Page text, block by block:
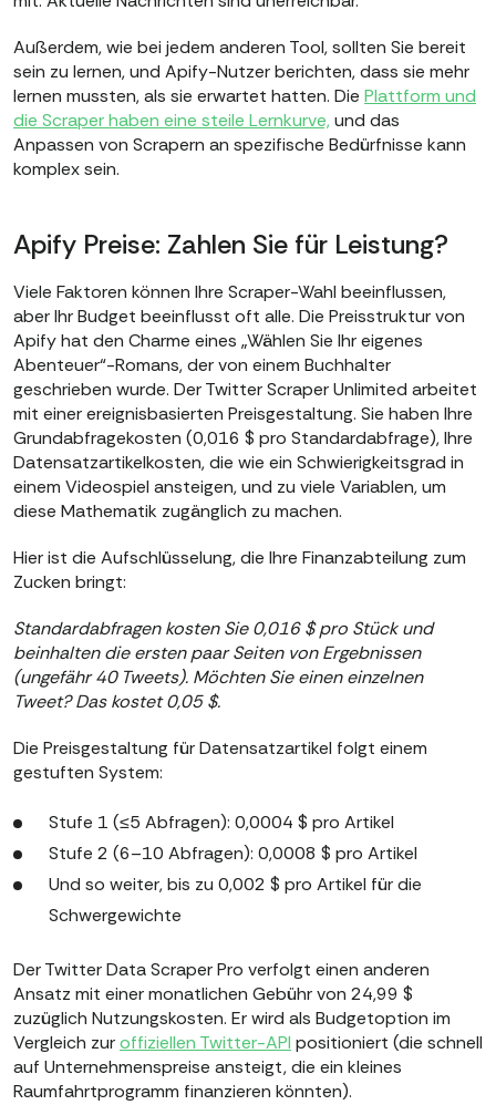
Außerdem, wie bei jedem anderen Tool, sollten Sie bereit
sein zu lernen, und Apify-Nutzer berichten, dass sie mehr
lernen mussten, als sie erwartet hatten. Die Plattform und
die Scraper haben eine steile Lernkurve, und das
Anpassen von Scrapern an spezifische Bedürfnisse kann
komplex sein.
Apify Preise: Zahlen Sie für Leistung?
Viele Faktoren können Ihre Scraper-Wahl beeinflussen,
aber Ihr Budget beeinflusst oft alle. Die Preisstruktur von
Apify hat den Charme eines „Wählen Sie Ihr eigenes
Abenteuer“-Romans, der von einem Buchhalter
geschrieben wurde. Der Twitter Scraper Unlimited arbeitet
mit einer ereignisbasierten Preisgestaltung. Sie haben Ihre
Grundabfragekosten (0,016 $ pro Standardabfrage), Ihre
Datensatzartikelkosten, die wie ein Schwierigkeitsgrad in
einem Videospiel ansteigen, und zu viele Variablen, um
diese Mathematik zugänglich zu machen.
Hier ist die Aufschlüsselung, die Ihre Finanzabteilung zum
Zucken bringt:
Standardabfragen kosten Sie 0,016 $ pro Stück und
beinhalten die ersten paar Seiten von Ergebnissen
(ungefähr 40 Tweets). Möchten Sie einen einzelnen
Tweet? Das kostet 0,05 $.
Die Preisgestaltung für Datensatzartikel folgt einem
gestuften System:
Stufe 1 (≤5 Abfragen): 0,0004 $ pro Artikel
Stufe 2 (6–10 Abfragen): 0,0008 $ pro Artikel
Und so weiter, bis zu 0,002 $ pro Artikel für die
Schwergewichte
Der Twitter Data Scraper Pro verfolgt einen anderen
Ansatz mit einer monatlichen Gebühr von 24,99 $
zuzüglich Nutzungskosten. Er wird als Budgetoption im
Vergleich zuroffiziellen Twitter-API positioniert (die schnell
auf Unternehmenspreise ansteigt, die ein kleines
Raumfahrtprogramm finanzieren könnten).